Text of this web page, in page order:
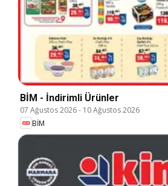
BİM - İndirimli Ürünler
07 Ağustos 2026- 10 Ağustos 2026
BİM